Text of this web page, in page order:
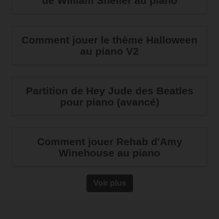
Comment jouer le thème Halloween
au piano V2
Partition de Hey Jude des Beatles
pour piano (avancé)
Comment jouer Rehab d'Amy
Winehouse au piano
Voir plus